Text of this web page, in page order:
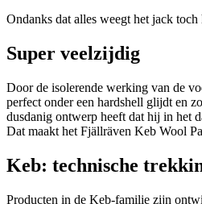
Ondanks dat alles weegt het jack
Super veelzijdig
Door de isolerende werking van de
perfect onder een hardshell glijdt en
dusdanig ontwerp heeft dat hij in het
Dat maakt het Fjällräven Keb Wool
Keb: technische
Producten in de Keb-familie zijn